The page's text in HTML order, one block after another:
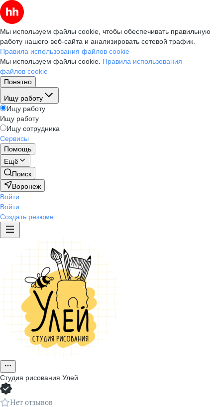
Мы используем файлы cookie, чтобы обеспечивать правильную
работу нашего веб-сайта и анализировать сетевой трафик.
Правила использования файлов cookie
Мы используем файлы cookie. Правила использования
файлов cookie
Понятно
Ищу работу
Ищу работу
Ищу работу
Ищу сотрудника
Сервисы
Помощь
Ещё
Поиск
Воронеж
Войти
Войти
Создать резюме
Студия рисования Улей
Нет отзывов